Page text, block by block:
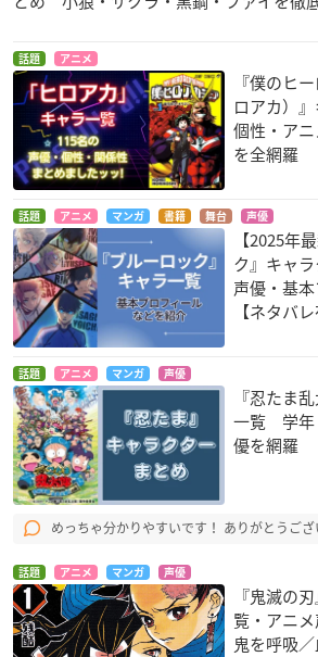
話題 アニメ
『僕のヒ
ロアカ）
個性・ア
を全網羅
話題 アニメ マンガ 書籍 舞台 声優
【2025年
ク』キャ
声優・基
【ネタバレ
話題 アニメ マンガ 声優
『忍たま
一覧 学年
優を網羅
めっちゃ分かりやすいです！ ありがとうござ
話題 アニメ マンガ 声優
『鬼滅の
覧・アニ
鬼を呼吸